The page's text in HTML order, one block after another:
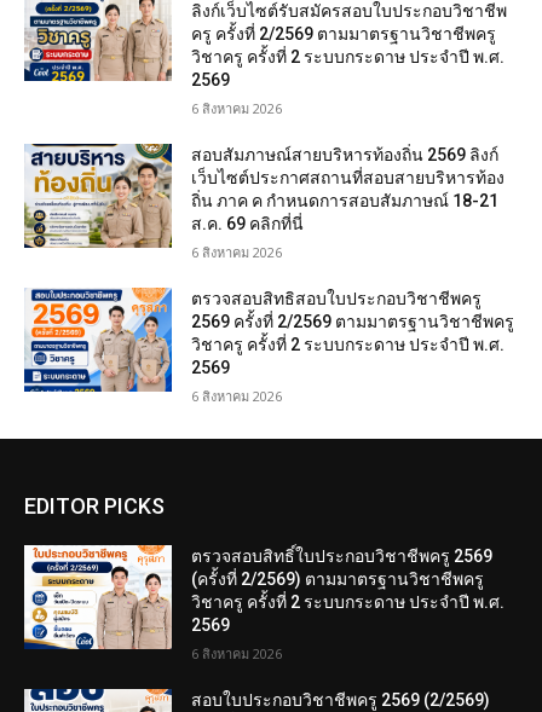
ลิงก์เว็บไซต์รับสมัครสอบใบประกอบวิชาชีพ
ครู ครั้งที่ 2/2569 ตามมาตรฐานวิชาชีพครู
วิชาครู ครั้งที่ 2 ระบบกระดาษ ประจำปี พ.ศ.
2569
6 สิงหาคม 2026
สอบสัมภาษณ์สายบริหารท้องถิ่น 2569 ลิงก์
เว็บไซต์ประกาศสถานที่สอบสายบริหารท้อง
ถิ่น ภาค ค กำหนดการสอบสัมภาษณ์ 18-21
ส.ค. 69 คลิกที่นี่
6 สิงหาคม 2026
ตรวจสอบสิทธิสอบใบประกอบวิชาชีพครู
2569 ครั้งที่ 2/2569 ตามมาตรฐานวิชาชีพครู
วิชาครู ครั้งที่ 2 ระบบกระดาษ ประจำปี พ.ศ.
2569
6 สิงหาคม 2026
EDITOR PICKS
ตรวจสอบสิทธิ์ใบประกอบวิชาชีพครู 2569
(ครั้งที่ 2/2569) ตามมาตรฐานวิชาชีพครู
วิชาครู ครั้งที่ 2 ระบบกระดาษ ประจำปี พ.ศ.
2569
6 สิงหาคม 2026
สอบใบประกอบวิชาชีพครู 2569 (2/2569)